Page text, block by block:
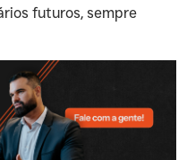
futuros, sempre